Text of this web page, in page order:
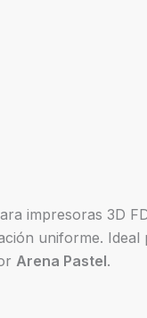
impresoras 3D
uniforme.
Arena Pastel.